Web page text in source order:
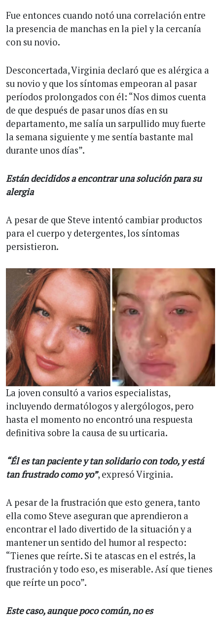
Fue entonces cuando notó una correlación entre
la presencia de manchas en la piel y la cercanía
con su novio.
Desconcertada, Virginia declaró que es alérgica a
su novio y que los síntomas empeoran al pasar
períodos prolongados con él: “Nos dimos cuenta
de que después de pasar unos días en su
departamento, me salía un sarpullido muy fuerte
la semana siguiente y me sentía bastante mal
durante unos días”.
Están decididos a encontrar una solución para su
alergia
A pesar de que Steve intentó cambiar productos
para el cuerpo y detergentes, los síntomas
persistieron.
La joven consultó a varios especialistas,
incluyendo dermatólogos y alergólogos, pero
hasta el momento no encontró una respuesta
definitiva sobre la causa de su urticaria.
“Él es tan paciente y tan solidario con todo, y está
tan frustrado como yo”, expresó Virginia.
A pesar de la frustración que esto genera, tanto
ella como Steve aseguran que aprendieron a
encontrar el lado divertido de la situación y a
mantener un sentido del humor al respecto:
“Tienes que reírte. Si te atascas en el estrés, la
frustración y todo eso, es miserable. Así que tienes
que reírte un poco”.
Este caso, aunque poco común, no es